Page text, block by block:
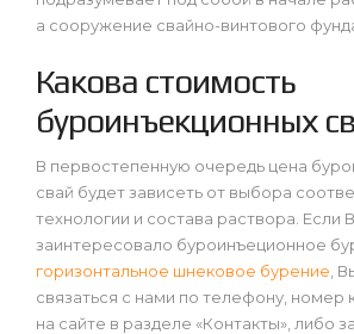
а сооружение свайно-винтового
Какова стоимость
буроинъекционных
В первостепенную очередь цена
свай будет зависеть от выбора
технологии и состава раствора. Если
заинтересовало буроинъеционное
горизонтальное шнековое бурение ,
связаться с нами по телефону, номер
на сайте в разделе «Контакты», либо